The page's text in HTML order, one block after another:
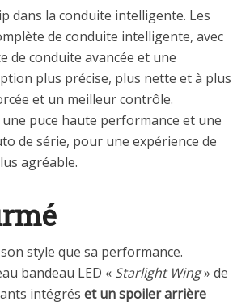
dans la conduite intelligente. Les
de conduite intelligente, avec
de conduite avancée et une
plus précise, plus nette et à plus
et un meilleur contrôle.
puce haute performance et une
de série, pour une expérience de
agréable.
style que sa performance.
bandeau LED « Starlight Wing» de
intégrés et un spoiler arrière